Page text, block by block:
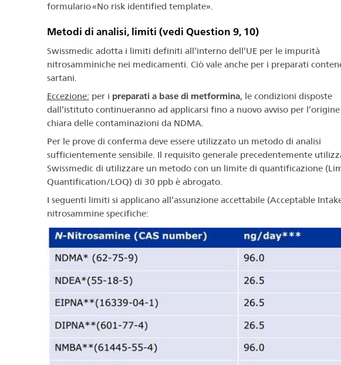
formulario «No risk identified template».
Metodi di analisi, limiti (vedi Question 9, 10)
Swissmedic adotta i limiti definiti all’interno dell’UE per le impurità
nitrosamminiche nei medicamenti. Ciò vale anche per i preparati
sartani.
Eccezione: per i preparati a base di metformina, le condizioni disposte
dall’istituto continueranno ad applicarsi fino a nuovo avviso per
chiara delle contaminazioni da NDMA.
Per le prove di conferma deve essere utilizzato un metodo di analisi
sufficientemente sensibile. Il requisito generale precedentemente
Swissmedic di utilizzare un metodo con un limite di quantificazione
Quantification/LOQ) di 30 ppb è abrogato.
I seguenti limiti si applicano all’assunzione accettabile (Acceptable
nitrosammine specifiche: